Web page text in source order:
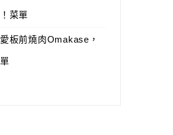
菜單
板前燒肉Omakase，